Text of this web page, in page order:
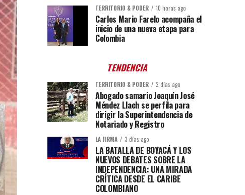
TERRITORIO & PODER 10 horas ago
Carlos Mario Farelo acompaña el
inicio de una nueva etapa para
Colombia
TENDENCIA
TERRITORIO & PODER 2 días ago
Abogado samario Joaquín José
Méndez Llach se perfila para
dirigir la Superintendencia de
Notariado y Registro
LA FIRMA 3 días ago
LA BATALLA DE BOYACÁ Y LOS
NUEVOS DEBATES SOBRE LA
INDEPENDENCIA: UNA MIRADA
CRÍTICA DESDE EL CARIBE
COLOMBIANO